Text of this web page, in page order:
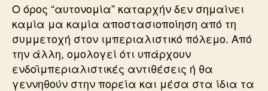
Ο όρος “αυτονομία” καταρχήν δεν σημαίνει
καμία μα καμία αποστασιοποίηση από τη
συμμετοχή στον ιμπεριαλιστικό πόλεμο. Από
την άλλη, ομολογεί ότι υπάρχουν
ενδοϊμπεριαλιστικές αντιθέσεις ή θα
γεννηθούν στην πορεία και μέσα στα ίδια τα